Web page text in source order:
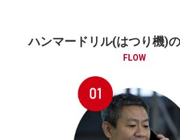
ハンマードリル(はつり機)
FLOW